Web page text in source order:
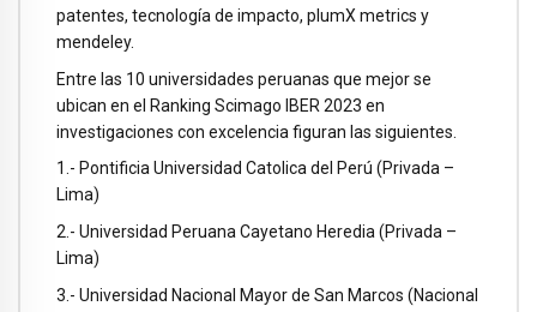
patentes, tecnología de impacto, plumX metrics y
mendeley.
Entre las 10 universidades peruanas que mejor se
ubican en el Ranking Scimago IBER 2023 en
investigaciones con excelencia figuran las siguientes.
1.- Pontificia Universidad Catolica del Perú (Privada –
Lima)
2.- Universidad Peruana Cayetano Heredia (Privada –
Lima)
3.- Universidad Nacional Mayor de San Marcos (Nacional